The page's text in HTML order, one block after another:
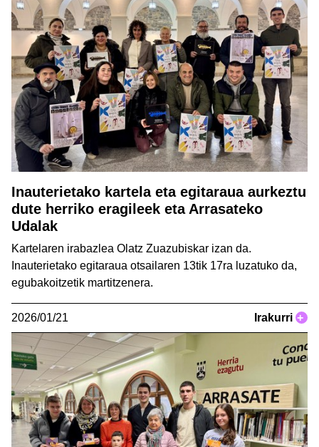
Inauterietako kartela eta egitaraua aurkeztu
dute herriko eragileek eta Arrasateko
Udalak
Kartelaren irabazlea Olatz Zuazubiskar izan da.
Inauterietako egitaraua otsailaren 13tik 17ra luzatuko da,
egubakoitzetik martitzenera.
2026/01/21 Irakurri +